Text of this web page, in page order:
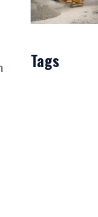
Tags